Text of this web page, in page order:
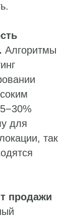
Алгоритмы
для
так
продажи